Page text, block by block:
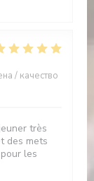
/ качество
très
des mets
les